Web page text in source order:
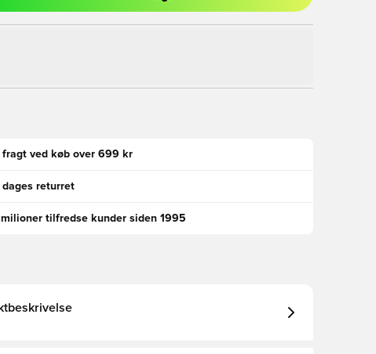
fragt ved køb over 699 kr
dages returret
tilfredse kunder siden 1995